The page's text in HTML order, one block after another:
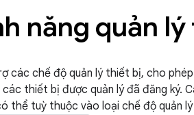
năng quản
các chế độ quản lý thiết bị, cho
thiết bị được quản lý đã đăng ký.
thể tuỳ thuộc vào loại chế độ quản